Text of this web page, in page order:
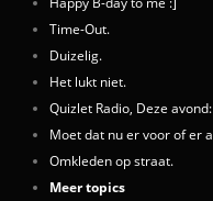
Time-Out.
Duizelig.
Het lukt niet.
Quizlet Radio, Deze
Moet dat nu er voor of er
Omkleden op straat.
Meer topics